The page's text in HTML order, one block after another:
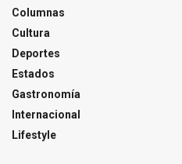
Columnas
Cultura
Deportes
Estados
Gastronomía
Internacional
Lifestyle